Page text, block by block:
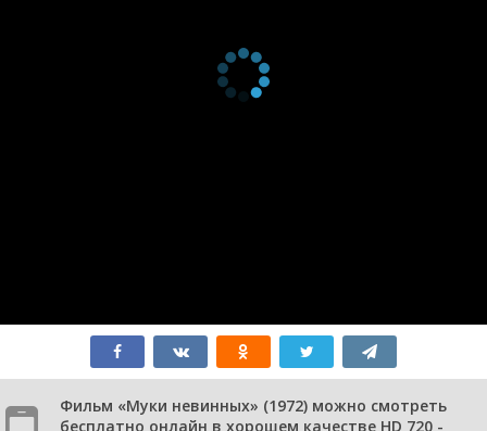
Фильм «Муки невинных» (1972) можно смотреть
бесплатно онлайн в хорошем качестве HD 720 -